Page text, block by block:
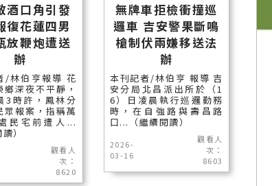
酒口角引發
復花蓮四男
放鞭炮遭送
辦
/林伯亨報導 花
深夜不平靜，
3時許，鳳林分
眾報案，指稱萬
民宅前遭人...
）
觀看人
次：
8620
無牌車拒檢衝撞巡
邏車 吉安警果斷鳴
槍制伏兩嫌移送法
辦
本刊記者/林伯亨 報導 吉
安分局北昌派出所於（1
6）日凌晨執行巡邏勤務
時，在自強路與壽昌路
口...（繼續閱讀）
2026-
03-16
觀看人
次：
8603